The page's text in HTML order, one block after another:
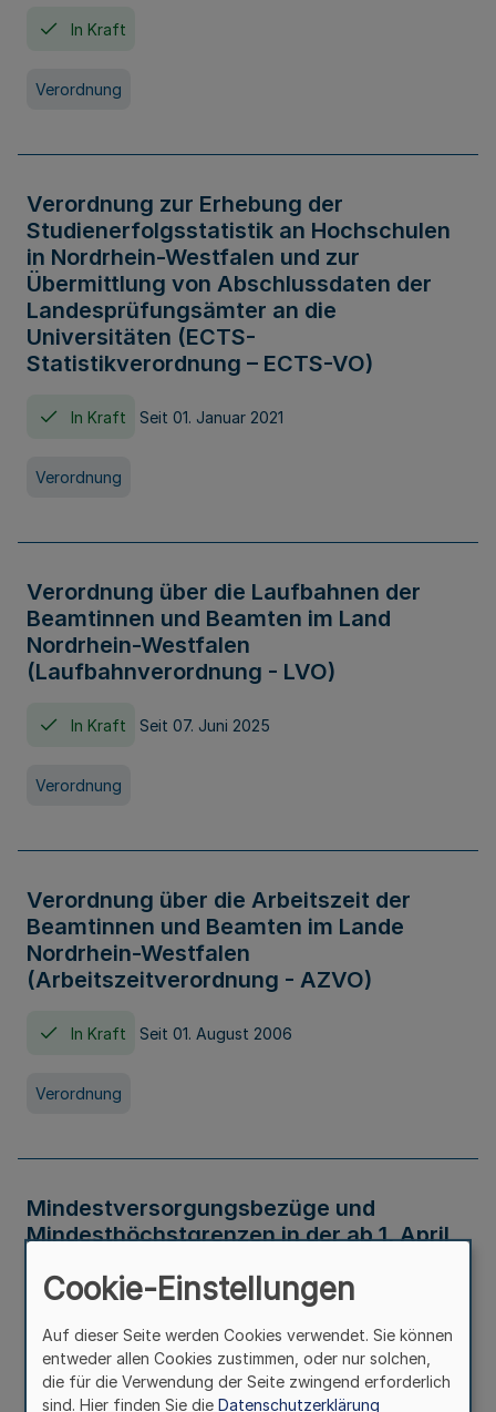
In Kraft
Verordnung
Verordnung zur Erhebung der
Studienerfolgsstatistik an Hochschulen
in Nordrhein-Westfalen und zur
Übermittlung von Abschlussdaten der
Landesprüfungsämter an die
Universitäten (ECTS-
Statistikverordnung – ECTS-VO)
In Kraft Seit 01. Januar 2021
Verordnung
Verordnung über die Laufbahnen der
Beamtinnen und Beamten im Land
Nordrhein-Westfalen
(Laufbahnverordnung - LVO)
In Kraft Seit 07. Juni 2025
Verordnung
Verordnung über die Arbeitszeit der
Beamtinnen und Beamten im Lande
Nordrhein-Westfalen
(Arbeitszeitverordnung - AZVO)
In Kraft Seit 01. August 2006
Verordnung
Mindestversorgungsbezüge und
Mindesthöchstgrenzen in der ab 1. April
Verwaltungsvorschrift
Cookie-Einstellungen
Auf dieser Seite werden Cookies verwendet. Sie können
entweder allen Cookies zustimmen, oder nur solchen,
die für die Verwendung der Seite zwingend erforderlich
sind. Hier finden Sie die Datenschutzerklärung